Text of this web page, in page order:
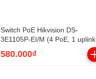
Switch PoE Hikvision DS-
3E1105P-EI/M (4 PoE, 1 uplink,
580.000₫